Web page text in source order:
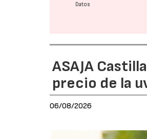
Datos
ASAJA
precio de la
06/08/2026